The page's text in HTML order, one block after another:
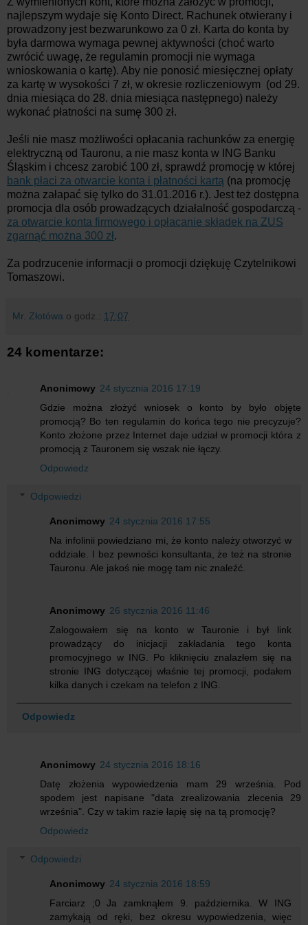
najlepszym wydaje się Konto Direct. Rachunek otwierany i
prowadzony jest bezwarunkowo za 0 zł. Karta do konta by
była darmowa wymaga pewnej aktywności (choć warto
zwrócić uwagę, że regulamin promocji nie wymaga
wnioskowania o kartę). Aby nie ponosić miesięcznej opłaty
za kartę w wysokości 7 zł, w okresie rozliczeniowym (od 29.
dnia miesiąca do 28. dnia miesiąca następnego) należy
wykonać płatności na sumę 300 zł.
Jeśli nie masz możliwości opłacania rachunków za energię
elektryczną od Tauronu, a nie masz konta w ING Banku
Śląskim i chcesz zarobić 100 zł, sprawdź promocję w której
bank płaci za otwarcie konta i płatności kartą (na promocję
można załapać się tylko do 31.01.2016 r.). Jest też dostępna
promocja dla osób prowadzących działalność gospodarczą -
za otwarcie konta firmowego i opłacanie składek na ZUS
zgarnąć można 300 zł .
Za podrzucenie informacji o promocji dziękuję Czytelnikowi
Tomaszowi.
Mr. Złotówa o godz.: 17:07
24 komentarze:
Anonimowy 24 stycznia 2016 17:19
Gdzie można złożyć wniosek o konto by było objęte
promocją? Bo ten regulamin do końca tego nie precyzuje?
Konto złożone przez Internet daje udział w promocji która z
promocją z Tauronem się wszak nie łączy.
Odpowiedz
Odpowiedzi
Anonimowy 24 stycznia 2016 17:55
Na infolinii powiedziano mi, że konto należy otworzyć w
oddziale. I bez pewności konsultanta, że też na stronie
Tauronu. Ale jakoś nie mogę tam nic znaleźć.
Anonimowy 26 stycznia 2016 11:46
Zalogowałem się na konto w Tauronie i był link
prowadzący do inicjacji zakładania tego konta
promocyjnego w ING. Po kliknięciu znalazłem się na
stronie ING dotyczącej właśnie tej promocji, podałem
kilka danych i czekam na telefon z ING.
Odpowiedz
Anonimowy 24 stycznia 2016 18:16
Datę złożenia wypowiedzenia mam 29 września. Pod
spodem jest napisane "data zrealizowania zlecenia 29
września". Czy w takim razie łapię się na tą promocję?
Odpowiedz
Odpowiedzi
Anonimowy 24 stycznia 2016 18:59
Farciarz ;0 Ja zamknąłem 9. października. W ING
zamykają od ręki, bez okresu wypowiedzenia, więc